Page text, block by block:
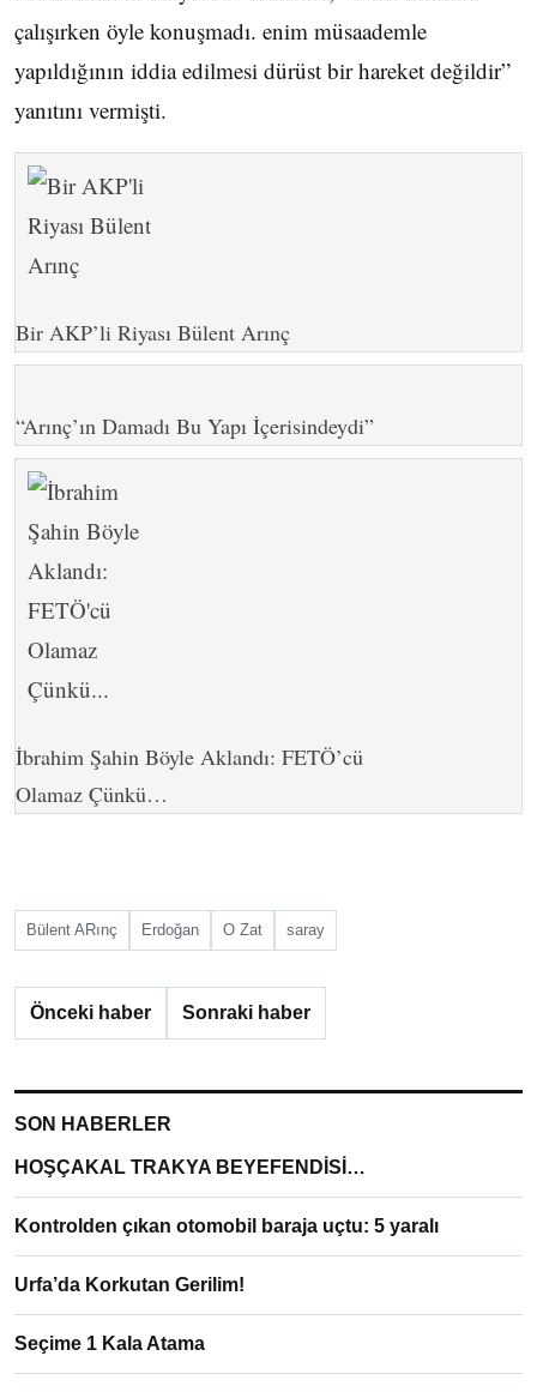
çalışırken öyle konuşmadı. enim müsaademle
yapıldığının iddia edilmesi dürüst bir hareket değildir”
yanıtını vermişti.
Bir AKP’li Riyası Bülent Arınç
“Arınç’ın Damadı Bu Yapı İçerisindeydi”
İbrahim Şahin Böyle Aklandı: FETÖ’cü
Olamaz Çünkü…
Bülent ARınç Erdoğan O Zat saray
Önceki haber Sonraki haber
SON HABERLER
HOŞÇAKAL TRAKYA BEYEFENDİSİ…
Kontrolden çıkan otomobil baraja uçtu: 5 yaralı
Urfa’da Korkutan Gerilim!
Seçime 1 Kala Atama